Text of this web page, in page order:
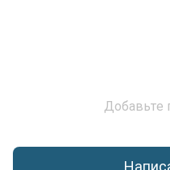
Добавьте